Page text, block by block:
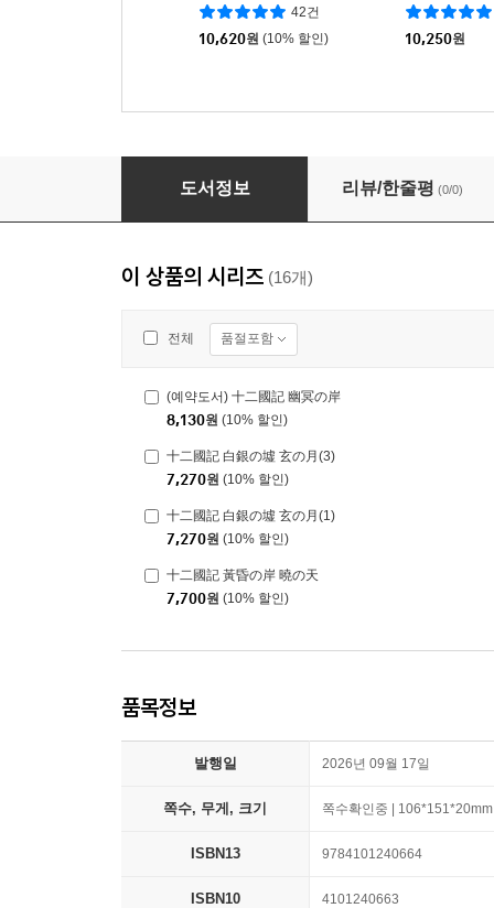
42건
10,620원 (10% 할인) 10,250원
(예약도서) 十二國記 幽冥の岸
도서정보 리뷰/한줄평 (0/0)
이 상품의 시리즈 (16개)
전체 품절포함
(예약도서) 十二國記 幽冥の岸
8,130원 (10% 할인)
十二國記 白銀の墟 玄の月(3)
7,270원 (10% 할인)
十二國記 白銀の墟 玄の月(1)
7,270원 (10% 할인)
十二國記 黃昏の岸 曉の天
7,700원 (10% 할인)
품목정보
발행일 2026년 09월 17일
쪽수, 무게, 크기 쪽수확인중 | 106*151*20mm
ISBN13 9784101240664
ISBN10 4101240663